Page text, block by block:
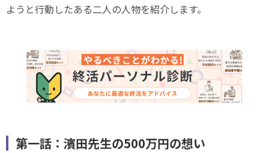
ようと行動したある二人の人物を紹介します。
第一話：濱田先生の500万円の想い